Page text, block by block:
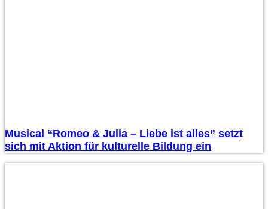
Musical “Romeo & Julia – Liebe ist alles” setzt
sich mit Aktion für kulturelle Bildung ein